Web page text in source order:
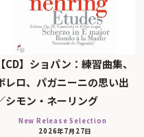
【CD】ショパン：練習曲集、
レロ、パガニーニの思い出
シモン・ネーリング
New Release Selection
2026年7月27日